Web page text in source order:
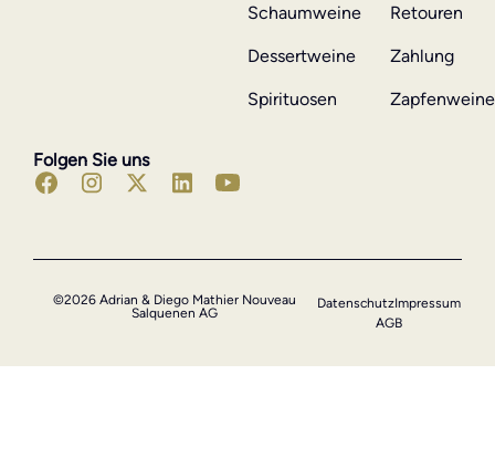
Folgen Sie uns
Schaumweine
Dessertweine
Spirituosen
Retouren
Zahlung
Zapfenweine
©2026 Adrian & Diego Mathier Nouveau
Salquenen AG
DatenschutzImpressum
AGB